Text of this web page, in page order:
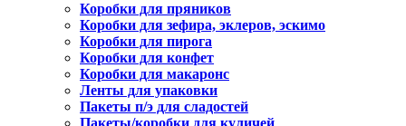
Коробки для пряников
Коробки для зефира, эклеров, эскимо
Коробки для пирога
Коробки для конфет
Коробки для макаронс
Ленты для упаковки
Пакеты п/э для сладостей
Пакеты/коробки для куличей